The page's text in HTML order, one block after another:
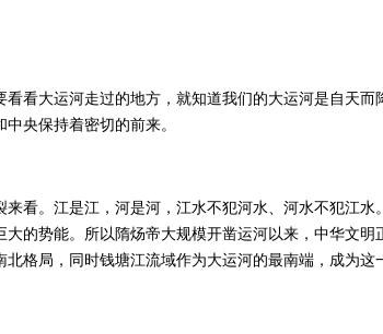
大运河走过的地方，就知道我们的大运河是自天而
央保持着密切的前来。
。江是江，河是河，江水不犯河水、河水不犯江水
的势能。所以隋炀帝大规模开凿运河以来，中华文明
格局，同时钱塘江流域作为大运河的最南端，成为这